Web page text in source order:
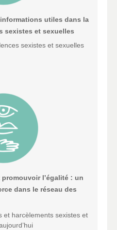
utiles dans la
sexistes et sexuelles
sexistes et sexuelles
l’égalité : un
dans le réseau des
et harcèlements sexistes et